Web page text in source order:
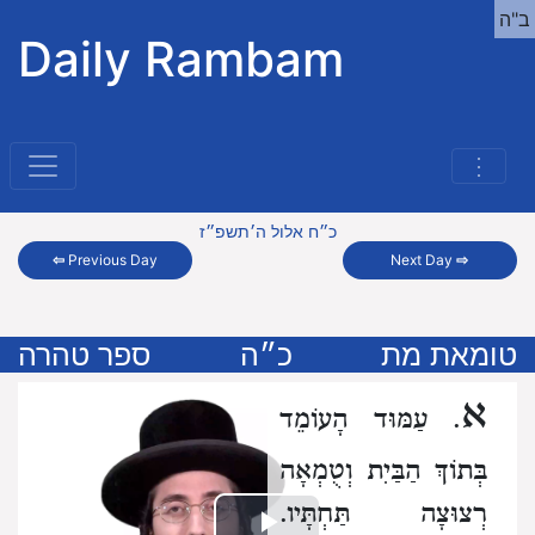
Daily Rambam
⋮
ב"ה
⇦ Previous Day
כ״ח אלול ה׳תשפ״ז
Next Day⇨
טומאת מת כ״ה ספר טהרה
א. עַמּוּד הָעוֹמֵד
בְּתוֹךְ הַבַּיִת וְטֻמְאָה
רְצוּצָה תַּחְתָּיו.